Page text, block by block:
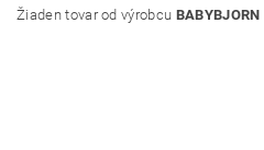
Žiaden tovar od výrobcu BABYBJORN